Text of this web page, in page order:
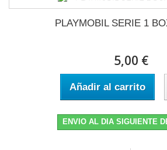
PLAYMOBIL SERIE 1
5,00 €
Añadir al carrito
ENVIO AL DIA SIGUIENTE